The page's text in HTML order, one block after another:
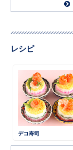
レシピ
デコ寿司